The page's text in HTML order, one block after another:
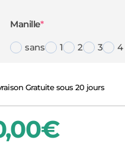
Manille*(required)
sans 1 2 3 4
Gratuite sous 20 jours
€